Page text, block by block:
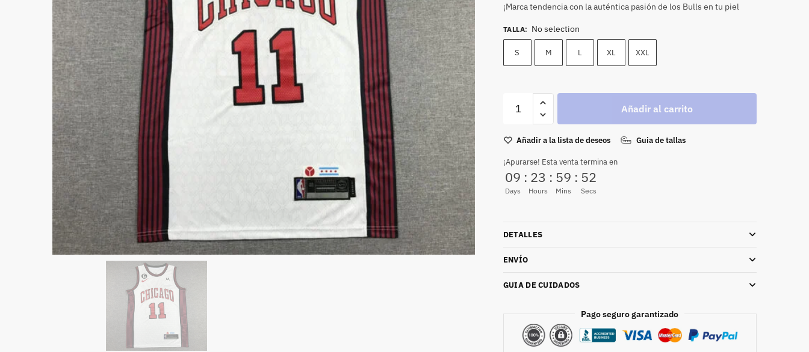
¡Marca tendencia con la auténtica pasión de los Bulls en tu piel
TALLA: No selection
S M L XL XXL
Añadir al carrito
Añadir a la lista de deseos Guia de tallas
¡Apurarse! Esta venta termina en
09
Days
: 23
Hours
: 59
Mins
: 51
Secs
DETALLES
ENVÍO
GUIA DE CUIDADOS
Pago seguro garantizado